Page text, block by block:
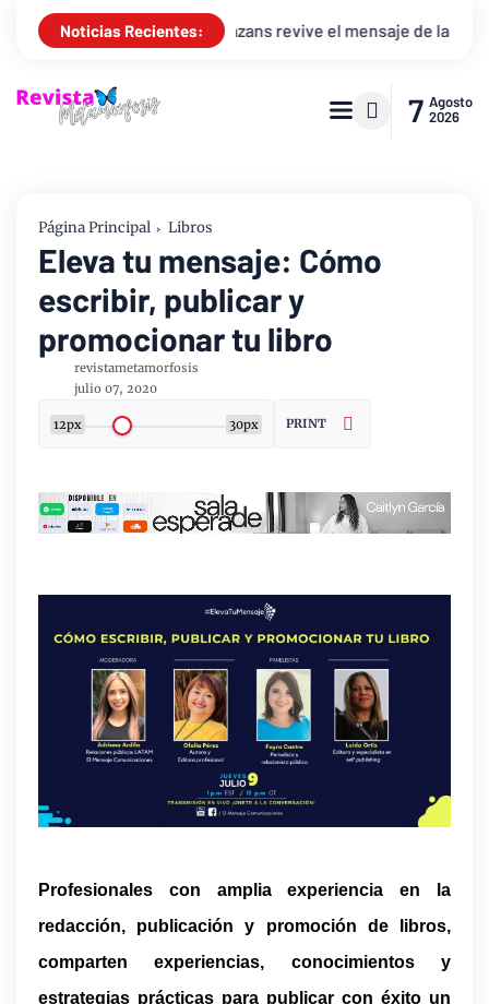
Noticias Recientes:
Arthur Callazans revive el mensaje de la resurrección “Juan
7 Agosto
2026
Página Principal Libros
Eleva tu mensaje: Cómo
escribir, publicar y
promocionar tu libro
revistametamorfosis
julio 07, 2020
12px 30px PRINT
Profesionales con amplia experiencia en la
redacción, publicación y promoción de libros,
comparten experiencias, conocimientos y
estrategias prácticas para publicar con éxito un